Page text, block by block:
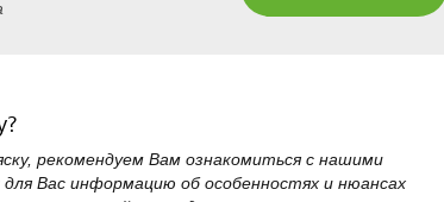
рекомендуем Вам ознакомиться с нашими
Вас информацию об особенностях и нюансах